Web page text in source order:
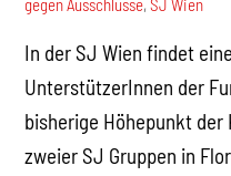
In der SJ Wien findet
UnterstützerInnen der
bisherige Höhepunkt
zweier SJ Gruppen in